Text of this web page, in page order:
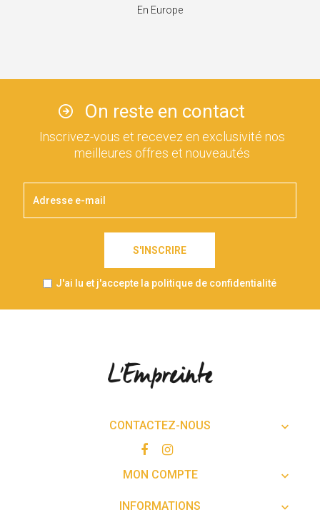
En Europe
On reste en contact
Inscrivez-vous et recevez en exclusivité nos
meilleures offres et nouveautés
S'INSCRIRE
J'ai lu et j'accepte la politique de confidentialité
CONTACTEZ-NOUS 
MON COMPTE 
INFORMATIONS 